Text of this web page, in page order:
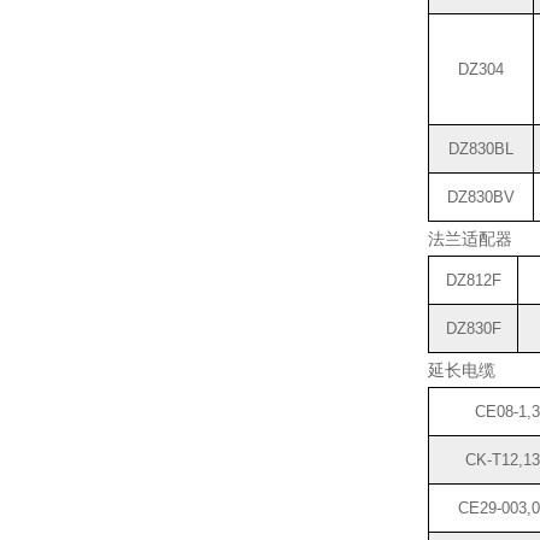
DZ304
DZ830BL
DZ830BV
法兰适配器
DZ812F
DZ830F
延长电缆
CE08-
CK-
CE29-